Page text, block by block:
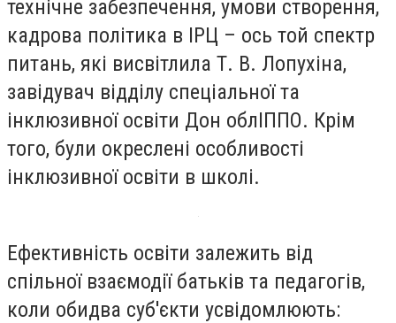
технічне забезпечення, умови створення,
кадрова політика в ІРЦ – ось той спектр
питань, які висвітлила Т. В. Лопухіна,
завідувач відділу спеціальної та
інклюзивної освіти Дон облІППО. Крім
того, були окреслені особливості
інклюзивної освіти в школі.
Ефективність освіти залежить від
спільної взаємодії батьків та педагогів,
коли обидва суб'єкти усвідомлюють: